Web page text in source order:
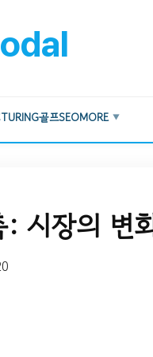
골프SEOMORE ▼
시장의 변